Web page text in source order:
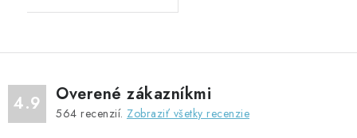
4.9 Overené zákazníkmi
564 recenzií. Zobraziť všetky recenzie